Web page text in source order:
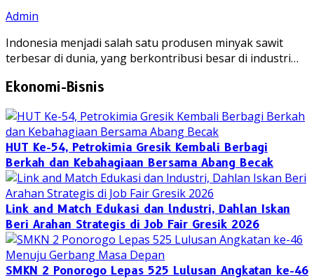
Admin
Indonesia menjadi salah satu produsen minyak sawit
terbesar di dunia, yang berkontribusi besar di industri…
Ekonomi-Bisnis
HUT Ke-54, Petrokimia Gresik Kembali Berbagi
Berkah dan Kebahagiaan Bersama Abang Becak
Link and Match Edukasi dan lndustri, Dahlan Iskan
Beri Arahan Strategis di Job Fair Gresik 2026
SMKN 2 Ponorogo Lepas 525 Lulusan Angkatan ke-46